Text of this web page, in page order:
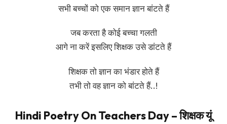
सभी बच्चों को एक समान ज्ञान बांटते हैं
जब करता है कोई बच्चा गलती
आगे ना करें इसलिए शिक्षक उसे डांटते हैं
शिक्षक तो ज्ञान का भंडार होते हैं
तभी तो वह ज्ञान को बांटते हैं..!
Hindi Poetry On Teachers Day – शिक्षक यूं